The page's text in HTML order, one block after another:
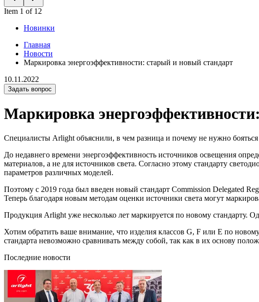
Item 1 of 12
Новинки
Главная
Новости
Маркировка энергоэффективности: старый и новый стандарт
10.11.2022
Задать вопрос
Маркировка
Специалисты Arlight объяснили, в чем разница и почему не нужно
До недавнего времени энергоэффективность источников освещения
материалов, а не для источников света. Согласно этому стандарту
параметров различных моделей.
Поэтому с 2019 года был введен новый стандарт Commission Delegated
Теперь благодаря новым методам оценки источники света могут
Продукция Arlight уже несколько лет маркируется по новому стандарту.
Хотим обратить ваше внимание, что изделия классов G, F или E по
стандарта невозможно сравнивать между собой, так как в их основу
Последние новости